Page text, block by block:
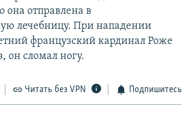
она отправлена в
лечебницу. При нападении
французский кардинал Роже
он сломал ногу.
Читать без VPN Подпишитесь